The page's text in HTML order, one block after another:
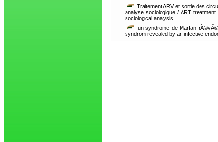
Traitement ARV et sortie des
analyse sociologique / ART
sociological analysis.
un syndrome de Marfan
syndrom revealed by an infective